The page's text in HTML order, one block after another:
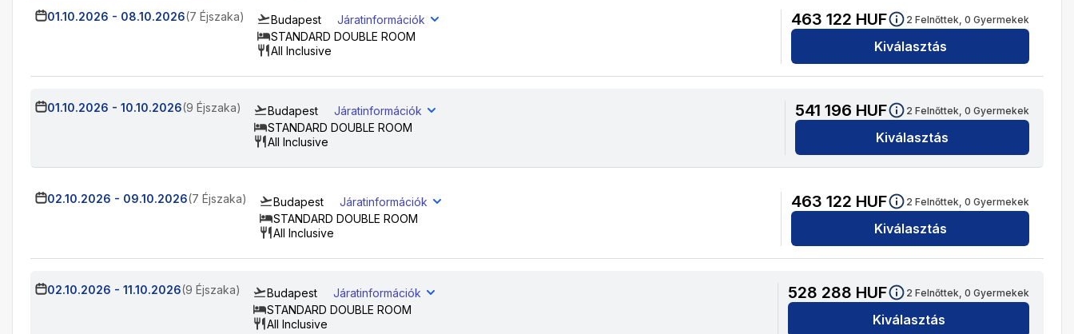
01.10.2026 - 08.10.2026(7 Éjszaka) Budapest
Járatinformációk
STANDARD DOUBLE ROOM
All Inclusive
463 122 HUF 2 Felnőttek, 0 Gyermekek
Kiválasztás
01.10.2026 - 10.10.2026(9 Éjszaka) Budapest
Járatinformációk
STANDARD DOUBLE ROOM
All Inclusive
541 196 HUF 2 Felnőttek, 0 Gyermekek
Kiválasztás
02.10.2026 - 09.10.2026(7 Éjszaka) Budapest
Járatinformációk
STANDARD DOUBLE ROOM
All Inclusive
463 122 HUF 2 Felnőttek, 0 Gyermekek
Kiválasztás
02.10.2026 - 11.10.2026(9 Éjszaka) Budapest
Járatinformációk
STANDARD DOUBLE ROOM
All Inclusive
528 288 HUF 2 Felnőttek, 0 Gyermekek
Kiválasztás